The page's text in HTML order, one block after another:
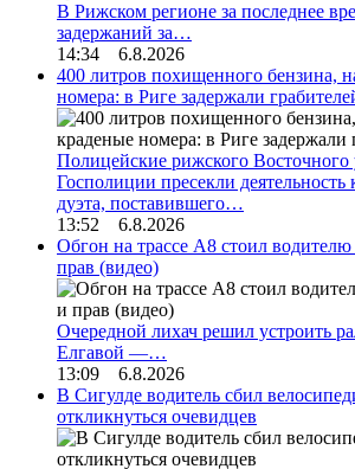
В Рижском регионе за последнее
задержаний за…
14:34 6.8.2026
400 литров похищенного бензина,
номера: в Риге задержали
Полицейские рижского Восточного
Госполиции пресекли
дуэта, поставившего…
13:52 6.8.2026
Обгон на трассе А8 стоил
прав (видео)
Очередной лихач решил устроить
Елгавой —…
13:09 6.8.2026
В Сигулде водитель сбил
откликнуться очевидцев